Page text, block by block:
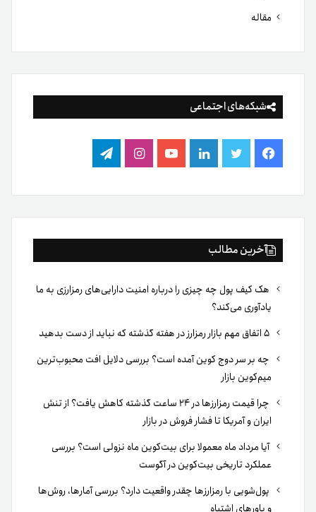
مقاله
شبکه‌های اجتماعی
فیس
بوک
توییتر لینکدینیوتیوباینستاگرام
تلگرام
آخرین مطالب
هک کیف پول چه چیزی را درباره امنیت دارایی‌های رمزارزی به ما
یادآوری می‌کند؟
چه بر سر دوج کوین آمده است؟ بررسی دلایل افت محبوب‌ترین
میم‌کوین بازار
چرا قیمت رمزارزها در ۲۴ ساعت گذشته کاهش یافت؟ از تنش
ایران و آمریکا تا فشار فروش در بازار
آیا مرداد ماه معمولا برای بیت‌کوین ماه نزولی است؟ بررسی
عملکرد تاریخی بیت‌کوین در آگوست
پول‌شویی با رمزارزها چقدر واقعیت دارد؟ بررسی آمارها، روش‌ها
و باورهای اشتباه